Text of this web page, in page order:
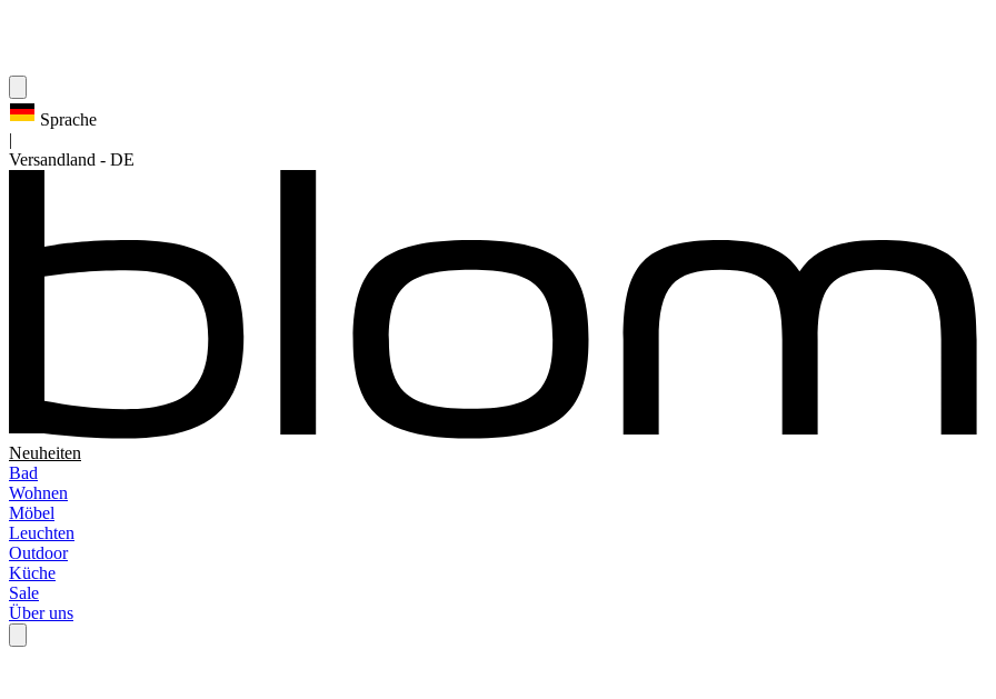
Sprache
Versandland - DE
Neuheiten
Bad
Wohnen
Möbel
Leuchten
Outdoor
Küche
Sale
Über uns